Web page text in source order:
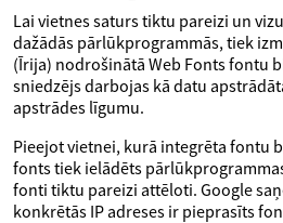
Lai vietnes saturs tiktu pareizi un
dažādās pārlūkprogrammās, tiek
(Īrija) nodrošinātā Web Fonts fontu
sniedzējs darbojas kā datu
apstrādes līgumu.
Pieejot vietnei, kurā integrēta fontu
fonts tiek ielādēts
fonti tiktu pareizi attēloti. Google
konkrētās IP adreses ir pieprasīts